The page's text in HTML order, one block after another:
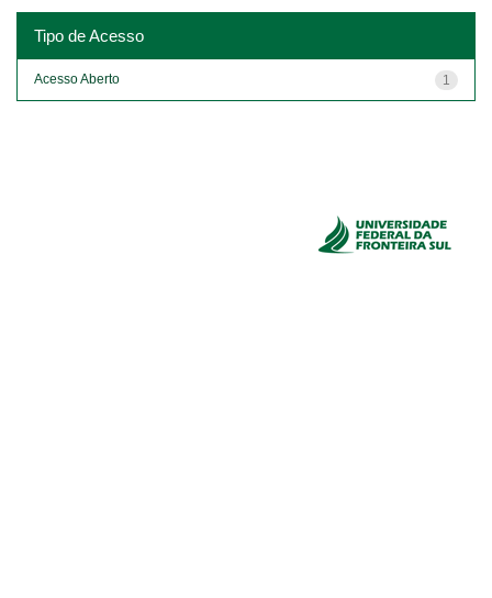
Tipo de Acesso
1
Acesso Aberto